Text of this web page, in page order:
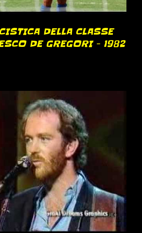
DELLA CLASSE
DE GREGORI - 1982